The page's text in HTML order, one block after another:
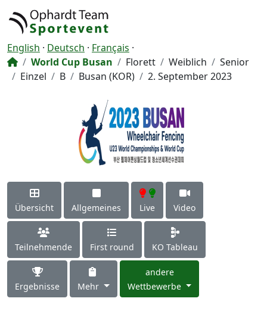
English · Deutsch · Français ·
World Cup Busan
Florett Weiblich
Senior
Einzel
B Busan (KOR) 2. September 2023
Übersicht Allgemeines Live Video
Teilnehmende First round KO Tableau
Ergebnisse Mehr
andere
Wettbewerbe